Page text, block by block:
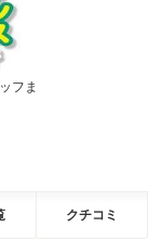
フま
クチコミ